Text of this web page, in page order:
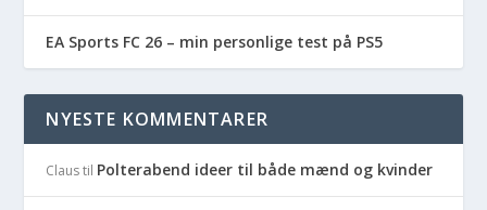
EA Sports FC 26 – min personlige test på PS5
NYESTE KOMMENTARER
Claustil Polterabend ideer til både mænd og kvinder